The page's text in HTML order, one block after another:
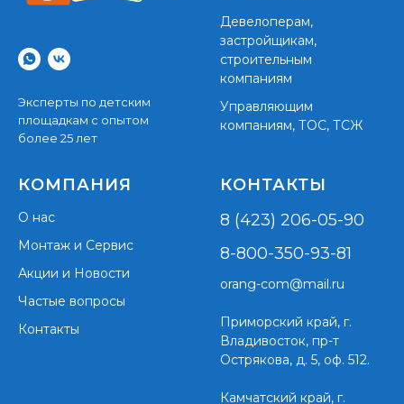
Эксперты по детским
площадкам с опытом
более 25 лет
Девелоперам,
застройщикам,
строительным
компаниям
Управляющим
компаниям, ТОС, ТСЖ
КОМПАНИЯ
О нас
Монтаж и Сервис
Акции и Новости
Частые вопросы
Контакты
КОНТАКТЫ
8 (423) 206-05-90
8-800-350-93-81
orang-com@mail.ru
Приморский край, г.
Владивосток, пр-т
Острякова, д. 5, оф. 512.
Камчатский край, г.